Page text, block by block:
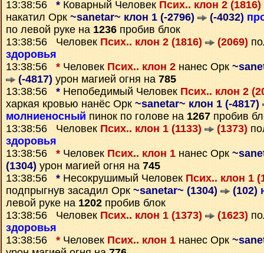
13:38:56 * Коварный Человек Псих.. клон 2 (1816)
накатил Орк ~sanetar~ клон 1 (-2796) (-4032)
по левой руке на 1236 пробив блок
13:38:56 Человек Псих.. клон 2 (1816) (2069)
здоровья
13:38:56 * Человек Псих.. клон 2 нанес Орк
(-4817) урон магией огня на 785
13:38:56 * Непобедимый Человек Псих.. клон 2
харкая кровью нанёс Орк ~sanetar~ клон 1 (-4817)
молниеносный пинок по голове на 1267 пробив
13:38:56 Человек Псих.. клон 1 (1133) (1373)
здоровья
13:38:56 * Человек Псих.. клон 1 нанес Орк
(1304) урон магией огня на 745
13:38:56 * Несокрушимый Человек Псих.. клон 1
подпрыгнув засадил Орк ~sanetar~ (1304) (102)
левой руке на 1202 пробив блок
13:38:56 Человек Псих.. клон 1 (1373) (1623)
здоровья
13:38:56 * Человек Псих.. клон 1 нанес Орк